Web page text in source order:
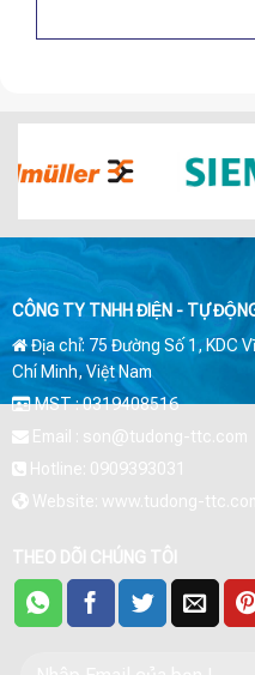
CÔNG TY TNHH ĐIỆN - TỰ
Địa chỉ: 75 Đường Số 1, KDC
Chí Minh, Việt Nam
MST : 0319408516
Email : son@tudong-ttc.com
Hotline: 0909393031
Website: www.tudong-
THEO DÕI CHÚNG TÔI